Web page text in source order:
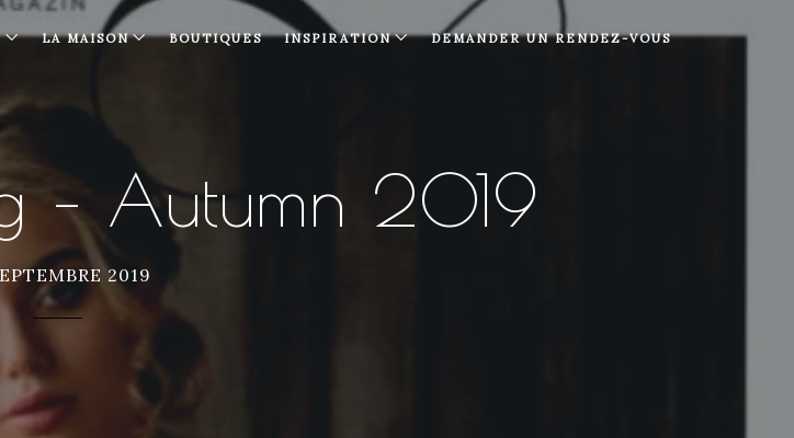
LA MAISON BOUTIQUES INSPIRATION DEMANDER UN RENDEZ-VOUS
– Autumn 2019
2019